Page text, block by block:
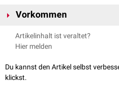
Vorkommen
Hämorrhagische Entzündungen
Diphtherie
Bronchopneumonie (Schock
Auch beim
Artikelinhalt ist veraltet?
Hier melden
Du kannst den Artikel selbst
klickst.